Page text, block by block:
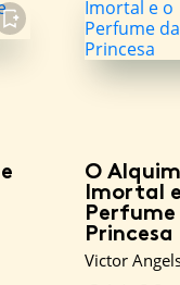
FAVORITO
O
Imortal
Perfume
Princesa
Victor